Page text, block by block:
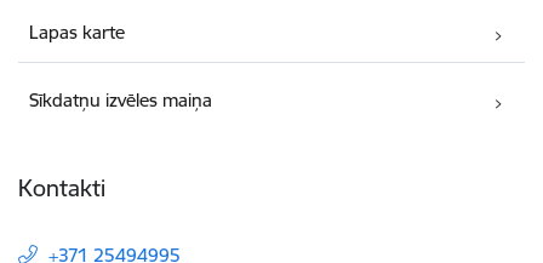
Lapas karte
Sīkdatņu izvēles maiņa
Kontakti
+371 25494995